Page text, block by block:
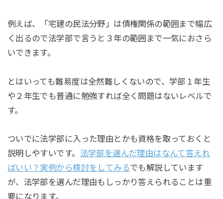
例えば、「宅建の民法分野」は債権関係の範囲まで幅広
く出るので法学部で言うと３年の範囲まで一気におさら
いできます。
とはいっても難易度は全然難しくないので、学部１年生
や２年生でも普通に勉強すれば全く問題はないレベルで
す。
ついでに法学部に入った理由とかも資格を取っておくと
説明しやすいです。 法学部を選んだ理由はなんて答えれ
ばいい？実例から検討をしてみるでも解説しています
が、法学部を選んだ理由もしっかり答えられることは重
要になります。